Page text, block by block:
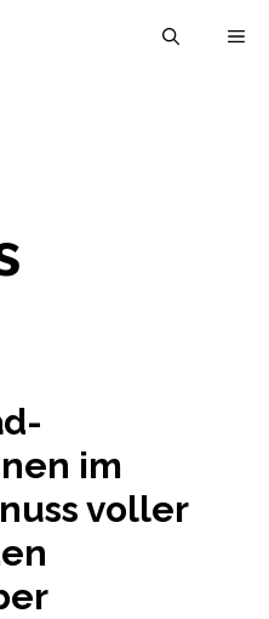
im
voller